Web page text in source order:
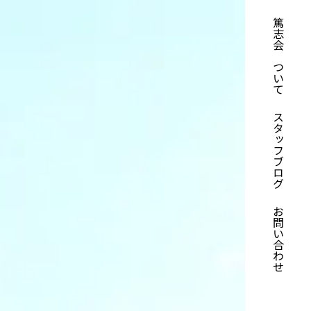
篤志会について
スタッフブログ
お問い合わせ